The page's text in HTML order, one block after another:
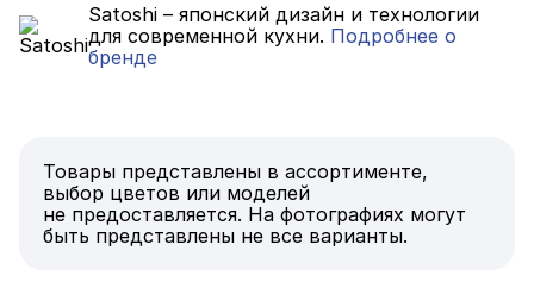
Satoshi – японский дизайн и технологии
для современной кухни. Подробнее о
бренде
Товары представлены в ассортименте,
выбор цветов или моделей
не предоставляется. На фотографиях могут
быть представлены не все варианты.